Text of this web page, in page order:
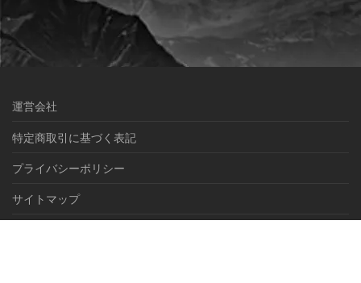
運営会社
特定商取引に基づく表記
プライバシーポリシー
サイトマップ